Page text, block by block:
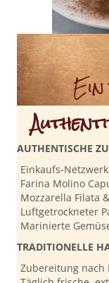
AUTHENTISCHE
Einkaufs-
Farina Molino
Mozzarella Filata
Luftgetrockneter
Marinierte
TRADITIONELLE
Zubereitung nach